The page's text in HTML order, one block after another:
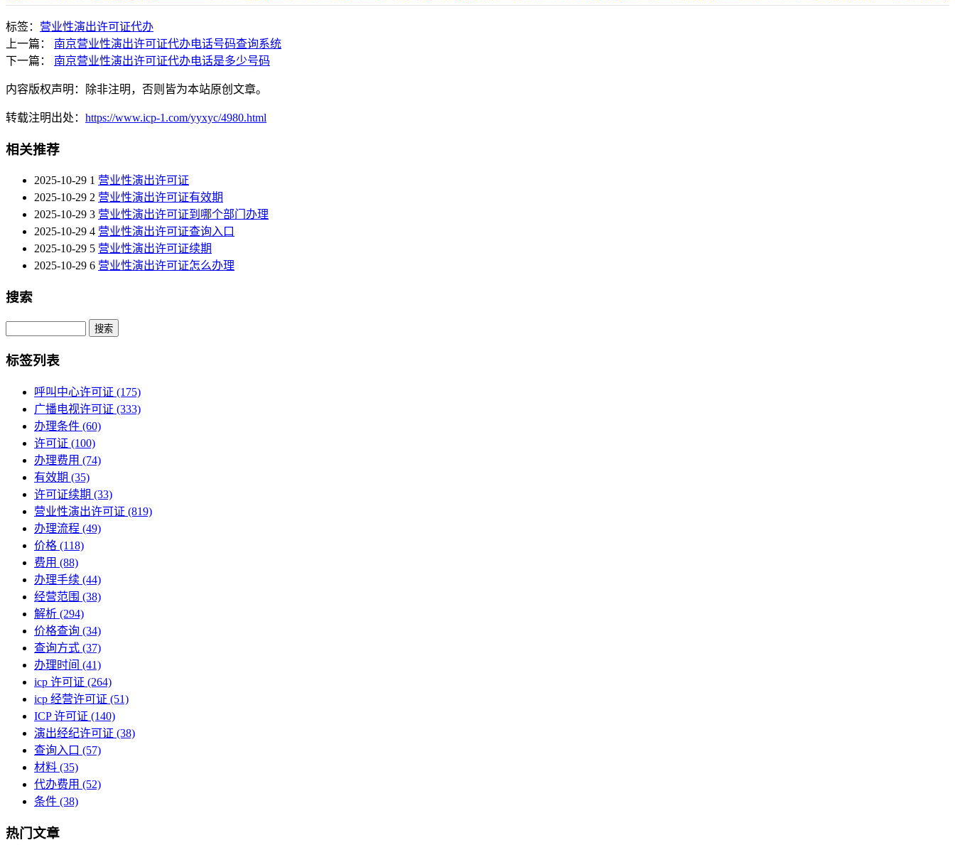
标签： 营业性演出许可证代办
上一篇：
南京营业性演出许可证代办电话号码查询系统
下一篇：
南京营业性演出许可证代办电话是多少号码
内容版权声明：除非注明，否则皆为本站原创文章。
转载注明出处： https://www.icp-1.com/yyxyc/4980.html
相关推荐
2025-10-29 1 营业性演出许可证
2025-10-29 2 营业性演出许可证有效期
2025-10-29 3 营业性演出许可证到哪个部门办理
2025-10-29 4 营业性演出许可证查询入口
2025-10-29 5 营业性演出许可证续期
2025-10-29 6 营业性演出许可证怎么办理
搜索
Search
标签列表
呼叫中心许可证 (175)
广播电视许可证 (333)
办理条件 (60)
许可证 (100)
办理费用 (74)
有效期 (35)
许可证续期 (33)
营业性演出许可证 (819)
办理流程 (49)
价格 (118)
费用 (88)
办理手续 (44)
经营范围 (38)
解析 (294)
价格查询 (34)
查询方式 (37)
办理时间 (41)
icp 许可证 (264)
icp 经营许可证 (51)
ICP 许可证 (140)
演出经纪许可证 (38)
查询入口 (57)
材料 (35)
代办费用 (52)
条件 (38)
热门文章